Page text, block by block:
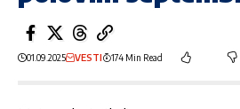
01.09.2025 VESTI 174 Min Read